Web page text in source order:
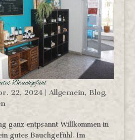
Bauchgefühl
22, 2024| Allgemein, Blog,
ganz entpsannt Willkommen in
gutes Bauchgefühl. Im